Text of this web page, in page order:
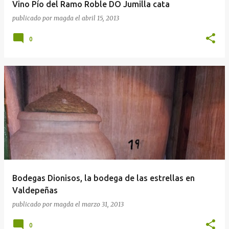
Vino Pío del Ramo Roble DO Jumilla cata
publicado por magda el abril 15, 2013
0
Bodegas Dionisos, la bodega de las estrellas en
Valdepeñas
publicado por magda el marzo 31, 2013
0